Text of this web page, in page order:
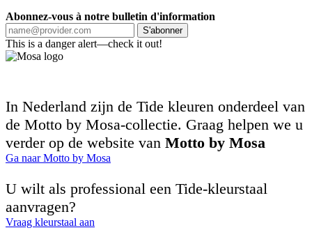
Abonnez-vous à notre bulletin d'information
S'abonner
This is a danger alert—check it out!
In Nederland zijn de Tide kleuren onderdeel van
de Motto by Mosa-collectie. Graag helpen we u
verder op de website van Motto by Mosa
Ga naar Motto by Mosa
U wilt als professional een Tide-kleurstaal
aanvragen?
Vraag kleurstaal aan